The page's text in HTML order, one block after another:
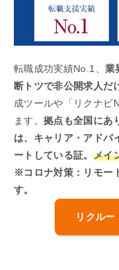
転職成功実績No.1、 業
断トツで非公開求人だ
成ツールや「リクナビ
ます。拠点も全国にあ
は、キャリア・アドバ
ートしている証。 メイ
※コロナ対策：リモー
す。
リクル